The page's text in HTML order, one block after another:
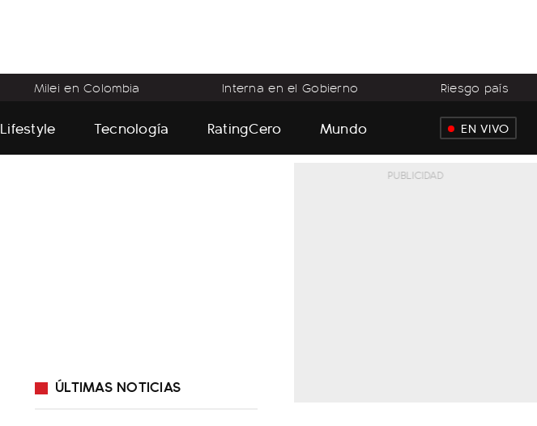
Milei en Colombia Interna en el Gobierno Riesgo país
Lifestyle Tecnología RatingCero Mundo EN VIVO
ÚLTIMAS NOTICIAS